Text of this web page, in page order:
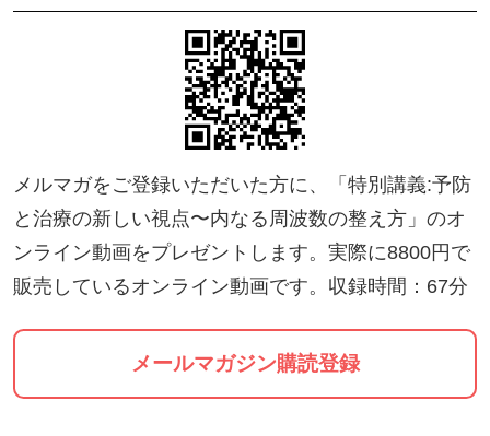
メルマガをご登録いただいた方に、「特別講義:予防
と治療の新しい視点〜内なる周波数の整え方」のオ
ンライン動画をプレゼントします。実際に8800円で
販売しているオンライン動画です。収録時間：67分
メールマガジン購読登録